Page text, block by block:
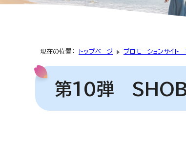
現在の位置： トップページ プロモーションサイト
第10弾